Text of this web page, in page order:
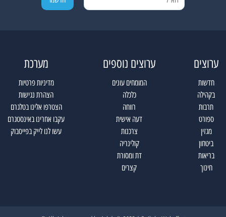
ערוצים
חדשות
בקהילה
תרבות
ספורט
מגזין
ביטחון
בריאות
חינוך
ערוצים נוספים
המומחים עונים
כלכלה
רווחה
דעה אישית
צרכנות
קולינריה
דת ומסורת
קצרים
מערכת
מדיניות פרטיות
הצהרת נגישות
הצטרפו אלינו בטלגרם
עקבו אחרינו באינסטגרם
עשו לנו לייק בפייסבוק